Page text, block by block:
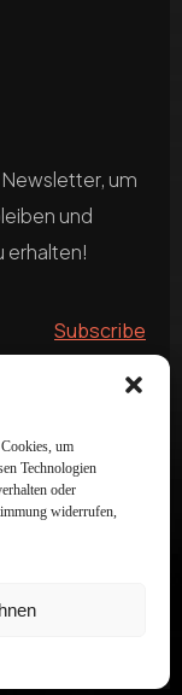
um
Technologien
oder
widerrufen,
um
und
erhalten!